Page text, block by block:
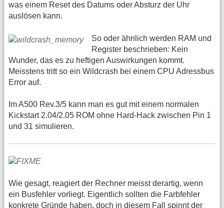
was einem Reset des Datums oder Absturz der Uhr
auslösen kann.
So oder ähnlich werden RAM und
Register beschrieben: Kein
Wunder, das es zu heftigen Auswirkungen kommt.
Meisstens tritt so ein Wildcrash bei einem CPU Adressbus
Error auf.
Im A500 Rev.3/5 kann man es gut mit einem normalen
Kickstart 2.04/2.05 ROM ohne Hard-Hack zwischen Pin 1
und 31 simulieren.
Wie gesagt, reagiert der Rechner meisst derartig, wenn
ein Busfehler vorliegt. Eigentlich sollten die Farbfehler
konkrete Gründe haben, doch in diesem Fall spinnt der